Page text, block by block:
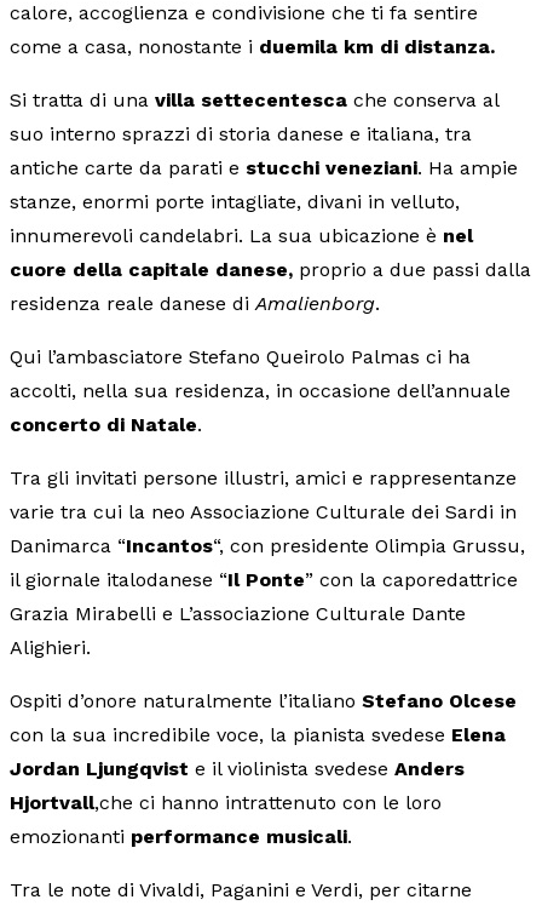
calore, accoglienza e condivisione che ti fa sentire
come a casa, nonostante i duemila km di distanza.
Si tratta di una villa settecentesca che conserva al
suo interno sprazzi di storia danese e italiana, tra
antiche carte da parati e stucchi veneziani. Ha ampie
stanze, enormi porte intagliate, divani in velluto,
innumerevoli candelabri. La sua ubicazione è nel
cuore della capitale danese, proprio a due passi dalla
residenza reale danese diAmalienborg.
Qui l’ambasciatore Stefano Queirolo Palmas ci ha
accolti, nella sua residenza, in occasione dell’annuale
concerto di Natale.
Tra gli invitati persone illustri, amici e rappresentanze
varie tra cui la neo Associazione Culturale dei Sardi in
Danimarca “Incantos“, con presidente Olimpia Grussu,
il giornale italodanese “Il Ponte” con la caporedattrice
Grazia Mirabelli e L’associazione Culturale Dante
Alighieri.
Ospiti d’onore naturalmente l’italiano Stefano Olcese
con la sua incredibile voce, la pianista svedese Elena
Jordan Ljungqvist e il violinista svedese Anders
Hjortvall,che ci hanno intrattenuto con le loro
emozionanti performance musicali.
Tra le note di Vivaldi, Paganini e Verdi, per citarne